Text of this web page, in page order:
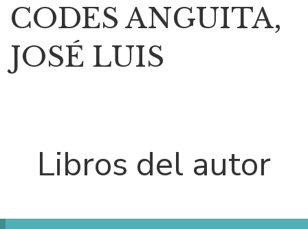
CODES ANGUITA,
JOSÉ LUIS
Libros del autor